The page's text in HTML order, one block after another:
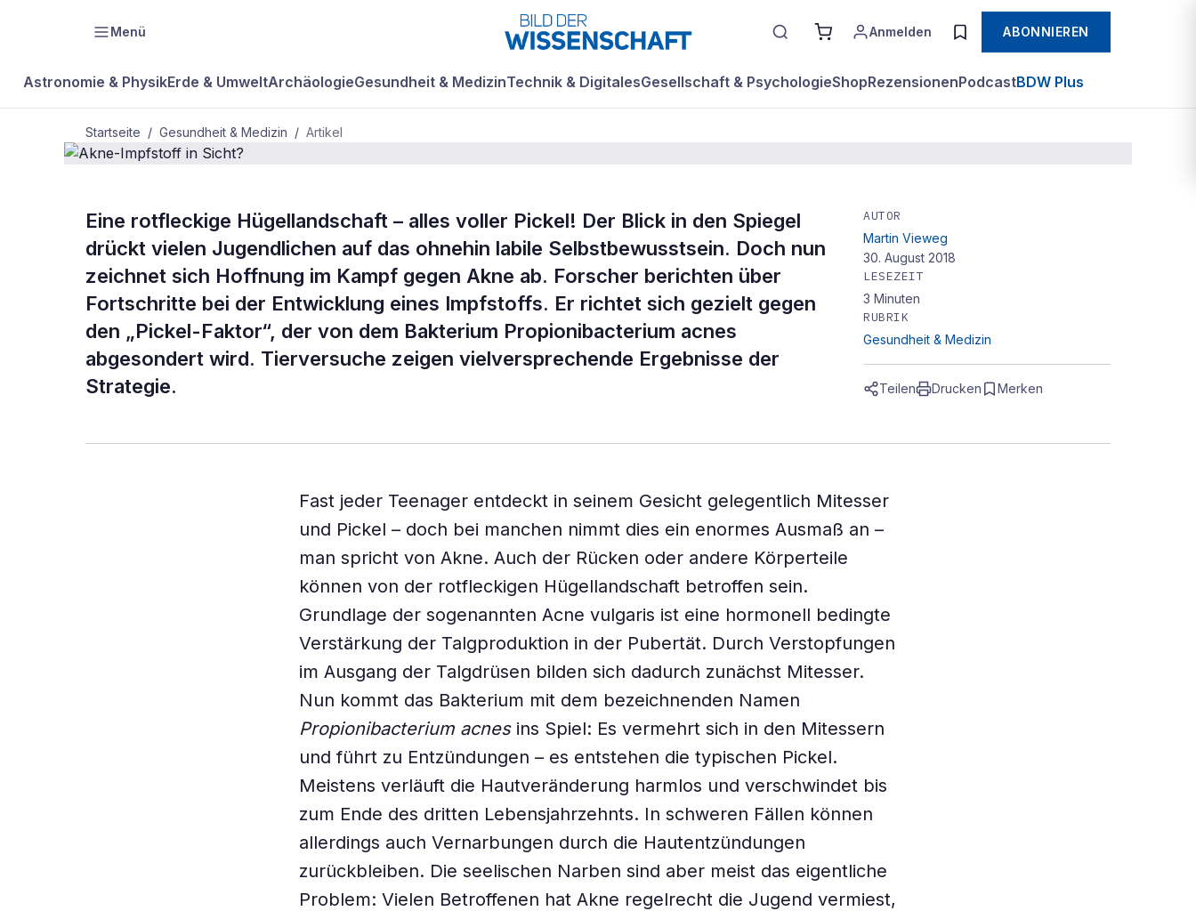
Menü Anmelden ABONNIEREN
Astronomie & PhysikErde & UmweltArchäologieGesundheit & MedizinTechnik & DigitalesGesellschaft & PsychologieShopRezensionenPodcastBDW Plus
Startseite / Gesundheit & Medizin / Artikel
GESUNDHEIT & MEDIZIN
Akne-Impfstoff in
Sicht?
Eine rotfleckige Hügellandschaft – alles voller Pickel! Der Blick in den Spiegel
drückt vielen Jugendlichen auf das ohnehin labile Selbstbewusstsein. Doch nun
zeichnet sich Hoffnung im Kampf gegen Akne ab. Forscher berichten über
Fortschritte bei der Entwicklung eines Impfstoffs. Er richtet sich gezielt gegen
den „Pickel-Faktor“, der von dem Bakterium Propionibacterium acnes
abgesondert wird. Tierversuche zeigen vielversprechende Ergebnisse der
Strategie.
AUTOR
Martin Vieweg
30. August 2018
LESEZEIT
3 Minuten
RUBRIK
Gesundheit & Medizin
Teilen Drucken Merken
Fast jeder Teenager entdeckt in seinem Gesicht gelegentlich Mitesser
und Pickel – doch bei manchen nimmt dies ein enormes Ausmaß an –
man spricht von Akne. Auch der Rücken oder andere Körperteile
können von der rotfleckigen Hügellandschaft betroffen sein.
Grundlage der sogenannten Acne vulgaris ist eine hormonell bedingte
Verstärkung der Talgproduktion in der Pubertät. Durch Verstopfungen
im Ausgang der Talgdrüsen bilden sich dadurch zunächst Mitesser.
Nun kommt das Bakterium mit dem bezeichnenden Namen
Propionibacterium acnesins Spiel: Es vermehrt sich in den Mitessern
und führt zu Entzündungen – es entstehen die typischen Pickel.
Meistens verläuft die Hautveränderung harmlos und verschwindet bis
zum Ende des dritten Lebensjahrzehnts. In schweren Fällen können
allerdings auch Vernarbungen durch die Hautentzündungen
zurückbleiben. Die seelischen Narben sind aber meist das eigentliche
Problem: Vielen Betroffenen hat Akne regelrecht die Jugend vermiest,